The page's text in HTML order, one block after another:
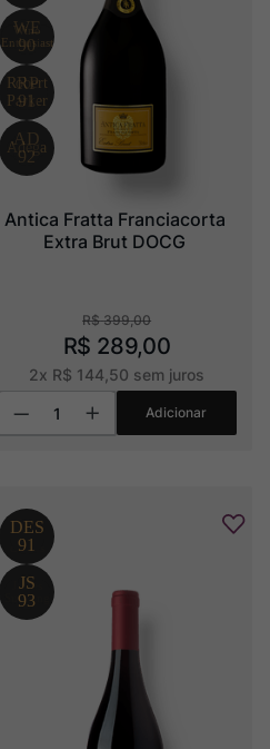
Antica Fratta Franciacorta
Extra Brut DOCG
R$ 399,00
R$ 289,00
2x R$ 144 50 sem juros
Adicionar